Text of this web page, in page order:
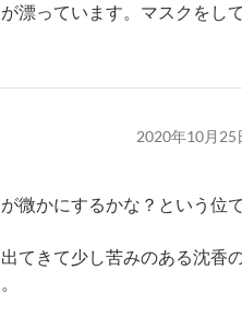
漂っています。マスクをして
2020年10月25
微かにするかな？という位
てきて少し苦みのある沈香